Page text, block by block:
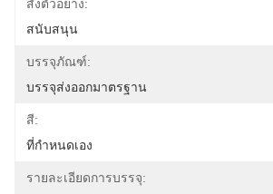
สั่งตัวอย่าง:
สนับสนุน
บรรจุภัณฑ์:
บรรจุส่งออกมาตรฐาน
สี:
ที่กำหนดเอง
รายละเอียดการบรรจุ: